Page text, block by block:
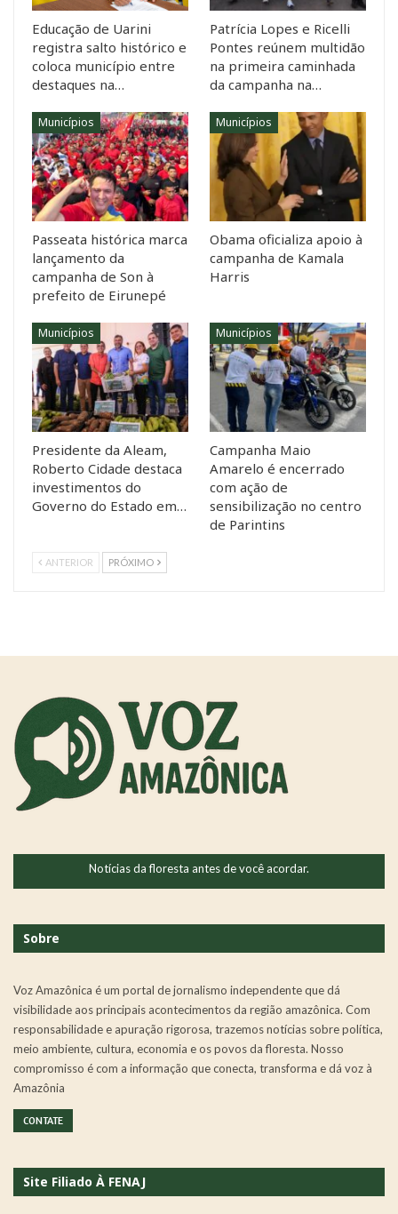
Educação de Uarini
registra salto histórico e
coloca município entre
destaques na…
Patrícia Lopes e Ricelli
Pontes reúnem multidão
na primeira caminhada
da campanha na…
Municípios
Passeata histórica marca
lançamento da
campanha de Son à
prefeito de Eirunepé
Municípios
Obama oficializa apoio à
campanha de Kamala
Harris
Municípios
Presidente da Aleam,
Roberto Cidade destaca
investimentos do
Governo do Estado em…
Municípios
Campanha Maio
Amarelo é encerrado
com ação de
sensibilização no centro
de Parintins
ANTERIOR PRÓXIMO
Notícias da floresta antes de você acordar.
Sobre
Voz Amazônica é um portal de jornalismo independente que dá
visibilidade aos principais acontecimentos da região amazônica. Com
responsabilidade e apuração rigorosa, trazemos notícias sobre política,
meio ambiente, cultura, economia e os povos da floresta. Nosso
compromisso é com a informação que conecta, transforma e dá voz à
Amazônia
CONTATE
Site Filiado À FENAJ